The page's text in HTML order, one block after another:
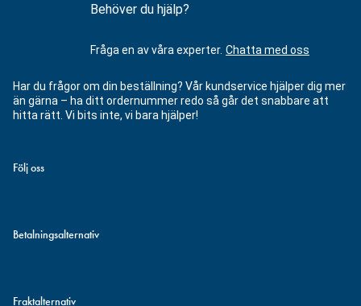
Behöver du hjälp?
Fråga en av våra experter. Chatta med oss
Har du frågor om din beställning? Vår kundservice hjälper dig mer
än gärna – ha ditt ordernummer redo så går det snabbare att
hitta rätt. Vi bits inte, vi bara hjälper!
Följ oss
Betalningsalternativ
Fraktalternativ